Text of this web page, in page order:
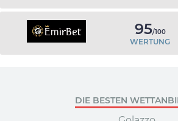
95/100
WERTUNG
DIE BESTEN